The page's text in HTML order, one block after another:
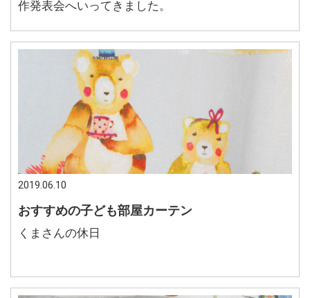
作発表会へいってきました。
2019.06.10
おすすめの子ども部屋カーテン
くまさんの休日